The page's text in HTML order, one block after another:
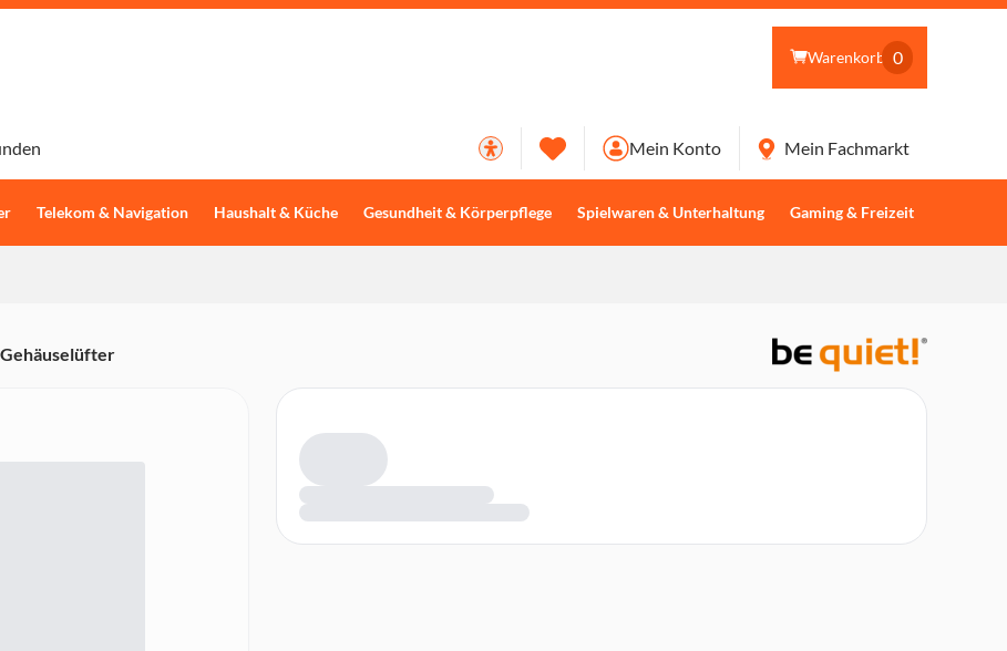
Warenkorb 0
Telekom & Navigation Haushalt & Küche Gesundheit & Körperpflege Spielwaren & Unterhaltung Gaming & Freizeit
Mein Konto Mein Fachmarkt